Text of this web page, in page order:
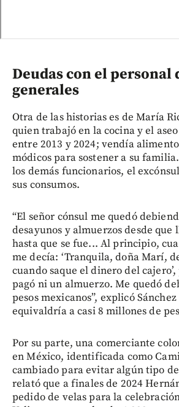
Deudas con el personal
generales
Otra de las historias es de María
quien trabajó en la cocina y el
entre 2013 y 2024; vendía
módicos para sostener a su
los demás funcionarios, el
sus consumos.
“El señor cónsul me quedó
desayunos y almuerzos desde que
hasta que se fue... Al principio,
me decía: ‘Tranquila, doña Marí,
cuando saque el dinero del
pagó ni un almuerzo. Me quedó
pesos mexicanos”, explicó
equivaldría a casi 8 millones de
Por su parte, una comerciante
en México, identificada como
cambiado para evitar algún tipo
relató que a finales de 2024
pedido de velas para la